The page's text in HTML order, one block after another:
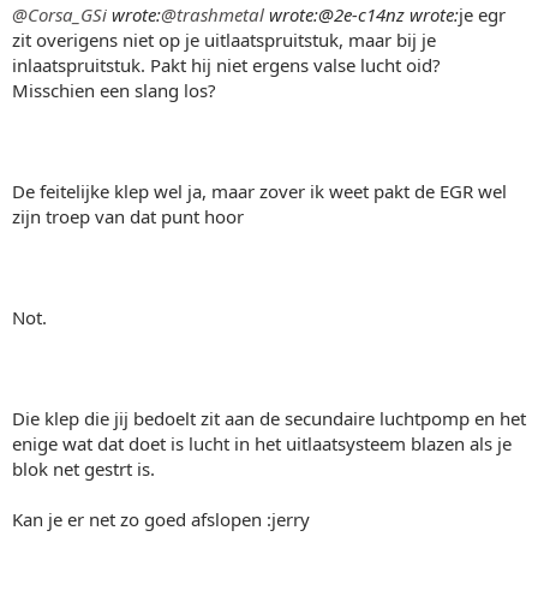
@Corsa_GSi wrote:@trashmetal wrote:@2e-c14nz wrote:je egr
zit overigens niet op je uitlaatspruitstuk, maar bij je
inlaatspruitstuk. Pakt hij niet ergens valse lucht oid?
Misschien een slang los?
De feitelijke klep wel ja, maar zover ik weet pakt de EGR wel
zijn troep van dat punt hoor
Not.
Die klep die jij bedoelt zit aan de secundaire luchtpomp en het
enige wat dat doet is lucht in het uitlaatsysteem blazen als je
blok net gestrt is.
Kan je er net zo goed afslopen :jerry